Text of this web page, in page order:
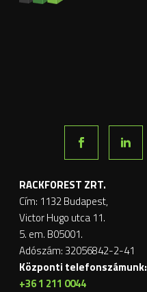
RACKFOREST ZRT.
Cím: 1132 Budapest,
Victor Hugo utca 11.
5. em. B05001.
Adószám: 32056842-2-41
Központi telefonszámunk:
+36 1 211 0044